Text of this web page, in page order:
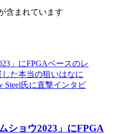
含まれています
ショウ2023」にFPGA